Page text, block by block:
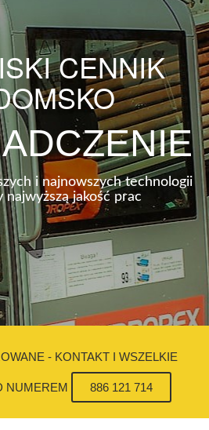
CENNIK
i najnowszych technologii
najwyższą jakość prac
- KONTAKT I WSZELKIE
NUMEREM 886 121 714